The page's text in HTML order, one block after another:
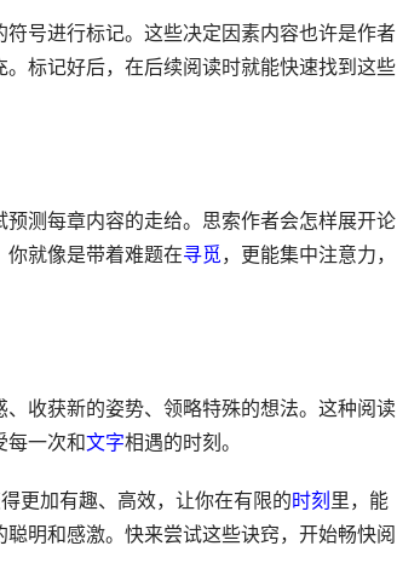
号进行标记。这些决定因素内容也许是作者
标记好后，在后续阅读时就能快速找到这些
测每章内容的走给。思索作者会怎样展开论
就像是带着难题在寻觅，更能集中注意力，
收获新的姿势、领略特殊的想法。这种阅读
每一次和文字相遇的时刻。
更加有趣、高效，让你在有限的时刻 里，能
明和感激。快来尝试这些诀窍，开始畅快阅